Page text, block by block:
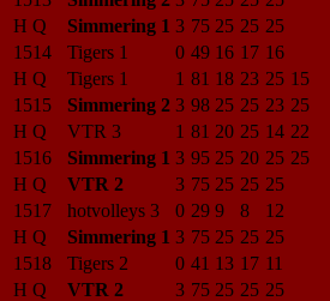
H Q
Simmering 1 3 75 25 25 25
1514
Tigers 1 0 49 16 17 16
H Q
Tigers 1 1 81 18 23 25 15
1515
Simmering 2 3 98 25 25 23 25
H Q
VTR 3 1 81 20 25 14 22
1516
Simmering 1 3 95 25 20 25 25
H Q
VTR 2 3 75 25 25 25
1517
hotvolleys 3 0 29 9 8
12
H Q
Simmering 1 3 75 25 25 25
1518
Tigers 2 0 41 13 17 11
H Q
VTR 2 3 75 25 25 25